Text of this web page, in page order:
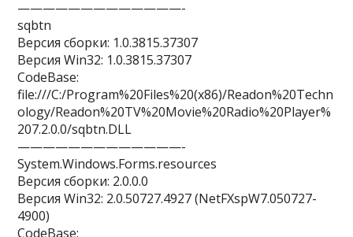
—————————————-
sqbtn
Версия сборки: 1.0.3815.37307
Версия Win32: 1.0.3815.37307
CodeBase:
file:///C:/Program%20Files%20(x86)/Readon%20Techn
ology/Readon%20TV%20Movie%20Radio%20Player%
207.2.0.0/sqbtn.DLL
—————————————-
System.Windows.Forms.resources
Версия сборки: 2.0.0.0
Версия Win32: 2.0.50727.4927 (NetFXspW7.050727-
4900)
CodeBase: